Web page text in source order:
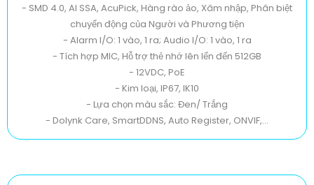
- SMD 4.0, AI SSA, AcuPick, Hàng rào ảo, Xâm nhập, Phân biệt
chuyển động của Người và Phương tiện
- Alarm I/O: 1 vào, 1 ra; Audio I/O: 1 vào, 1 ra
- Tích hợp MIC, Hỗ trợ thẻ nhớ lên lến đến 512GB
- 12VDC, PoE
- Kim loại, IP67, IK10
- Lựa chọn màu sắc: Đen/ Trắng
- Dolynk Care, SmartDDNS, Auto Register, ONVIF,...